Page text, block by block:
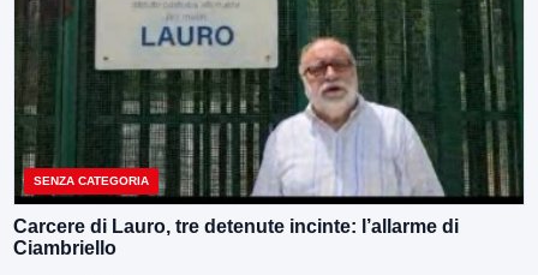
SENZA CATEGORIA
Carcere di Lauro, tre detenute incinte: l’allarme di
Ciambriello